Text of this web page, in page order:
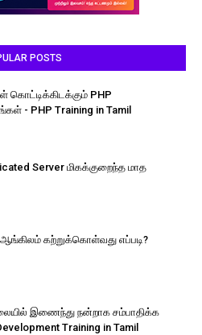
POSTS
கொட்டிக்கிடக்கும் PHP
- PHP Training in Tamil
Server மிகக்குறைந்த மாத
ஆங்கிலம் கற்றுக்கொள்வது எப்படி?
இணைந்து நன்றாக சம்பாதிக்க
Training in Tamil